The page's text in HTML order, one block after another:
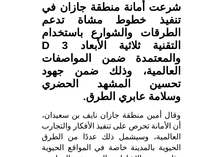
شرعت أمانة منطقة جازان في
تنفيذ خطوط مشاة تدعم
الطرقات والشوارع باستخدام
التقنية ثلاثية الأبعاد 3 D
والمعتمدة ضمن المواصفات
العالمية، وذلك ضمن جهود
تحسين المشهد الحضري
وسلامة عابري الطرق.
وقال أمين منطقة جازان نايف بن سعيدان،
أن الأمانة تحرص على تنفيذ الأفكار والتجارب
العالمية، وسيشمل ذلك عددًا من الطرق
الحيوية بالمدينة خاصة في المواقع الحيوية